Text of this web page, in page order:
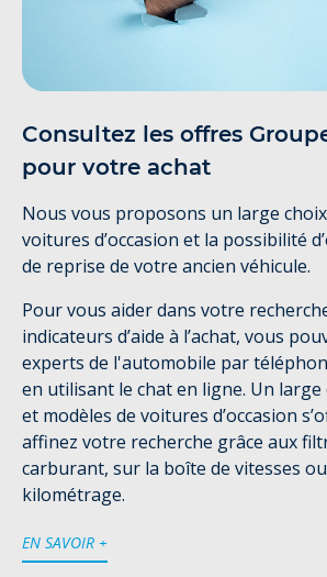
Consultez les offres
pour votre achat
Nous vous proposons un large choix
voitures d’occasion et la possibilité
de reprise de votre ancien véhicule.
Pour vous aider dans votre
indicateurs d’aide à l’achat, vous
experts de l'automobile par
en utilisant le chat en ligne. Un large
et modèles de voitures d’occasion
affinez votre recherche grâce aux
carburant, sur la boîte de vitesses
kilométrage.
EN SAVOIR +